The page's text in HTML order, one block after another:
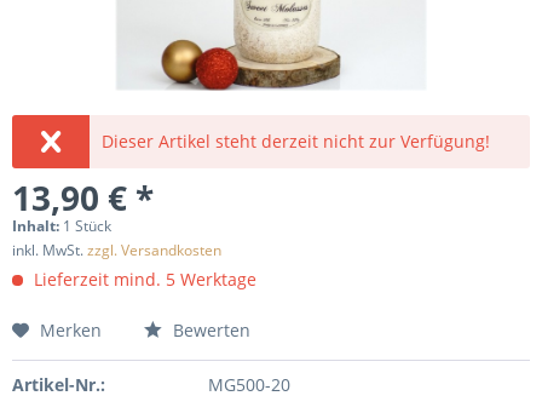
Dieser Artikel steht derzeit nicht zur Verfügung!
13,90 € *
Inhalt: 1 Stück
inkl. MwSt.zzgl. Versandkosten
Lieferzeit mind. 5 Werktage
Merken Bewerten
Artikel-Nr.: MG500-20